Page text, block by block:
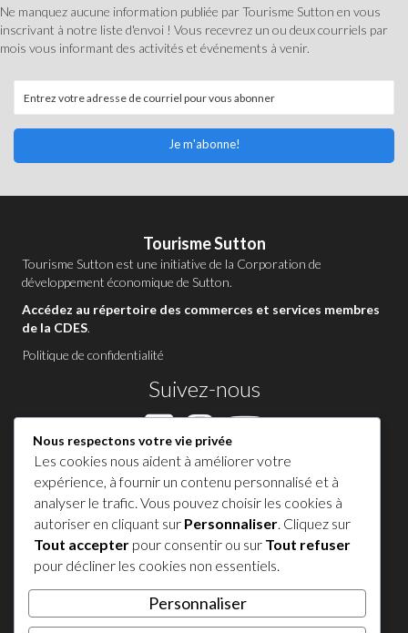
Ne manquez aucune information publiée par Tourisme Sutton en vous
inscrivant à notre liste d'envoi ! Vous recevrez un ou deux courriels par
mois vous informant des activités et événements à venir.
Je m'abonne!
Tourisme Sutton
Tourisme Sutton est une initiative de la Corporation de
développement économique de Sutton.
Accédez au répertoire des commerces et services membres
de la CDES.
Politique de confidentialité
Suivez-nous
Contactez-nous à Sutton
1 450 538-8455
Partagez votre expérience !
𝕏
Nous respectons votre vie privée
Les cookies nous aident à améliorer votre
expérience, à fournir un contenu personnalisé et à
analyser le trafic. Vous pouvez choisir les cookies à
autoriser en cliquant sur Personnaliser. Cliquez sur
Tout accepter pour consentir ou sur Tout refuser
pour décliner les cookies non essentiels.
Personnaliser